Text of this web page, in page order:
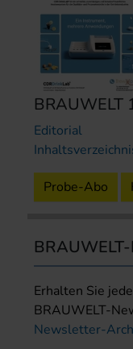
BRAUWELT
Editorial
Probe-Abo
Erhalten Sie
BRAUWELT-
Newsletter-